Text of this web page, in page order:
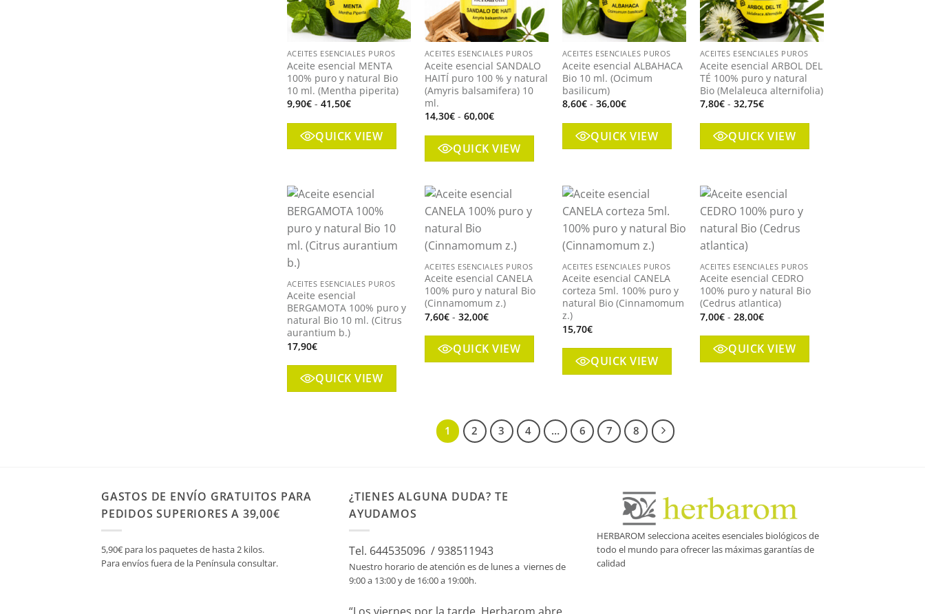
+
ACEITES ESENCIALES PUROS
Aceite esencial MENTA
100% puro y natural Bio
10 ml. (Mentha piperita)
9,90€ - 41,50€Rango
precios:
desde
9,90€
hasta
QUICK VIEW
+
ACEITES ESENCIALES PUROS
Aceite esencial SANDALO
HAITÍ puro 100 % y natural
(Amyris balsamifera) 10
ml.
14,30€ - 60,00€Rango
precios:
desde
14,30€
hasta
QUICK VIEW
+
ACEITES ESENCIALES PUROS
Aceite esencial ALBAHACA
Bio 10 ml. (Ocimum
basilicum)
8,60€ - 36,00€Rango
precios:
desde
8,60€
hasta
QUICK VIEW
+
ACEITES ESENCIALES PUROS
Aceite esencial ARBOL DEL
TÉ 100% puro y natural
Bio (Melaleuca alternifolia)
7,80€ - 32,75€Rango
precios:
desde
7,80€
hasta
QUICK VIEW
Añadir
a mi
lista
ACEITES ESENCIALES PUROS
Aceite esencial
BERGAMOTA 100% puro y
natural Bio 10 ml. (Citrus
aurantium b.)
17,90€
QUICK VIEW
ACEITES ESENCIALES PUROS
Aceite esencial CANELA
100% puro y natural Bio
(Cinnamomum z.)
7,60€ - 32,00€Rango
precios:
desde
7,60€
hasta
QUICK VIEW
Añadir
a mi
ACEITES ESENCIALES PUROS
Aceite esencial CANELA
corteza 5ml. 100% puro y
natural Bio (Cinnamomum
z.)
15,70€
QUICK VIEW
a mi
ACEITES ESENCIALES PUROS
Aceite esencial CEDRO
100% puro y natural Bio
(Cedrus atlantica)
7,00€ - 28,00€Rango
precios:
desde
7,00€
hasta
QUICK VIEW
1 2 3 4 … 6 7 8
GASTOS DE ENVÍO GRATUITOS PARA
PEDIDOS SUPERIORES A 39,00€
5,90€ para los paquetes de hasta 2 kilos.
Para envíos fuera de la Península consultar.
¿TIENES ALGUNA DUDA? TE
AYUDAMOS
Tel. 644535096 / 938511943
Nuestro horario de atención es de lunes a viernes de
9:00 a 13:00 y de 16:00 a 19:00h.
HERBAROM selecciona aceites esenciales biológicos de
todo el mundo para ofrecer las máximas garantías de
calidad